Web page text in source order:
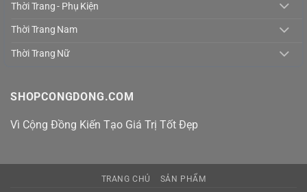
Thời Trang - Phụ Kiện
Thời Trang Nam
Thời Trang Nữ
SHOPCONGDONG.COM
Vì Cộng Đồng Kiến Tạo Giá Trị Tốt Đẹp
TRANG CHỦ SẢN PHẨM